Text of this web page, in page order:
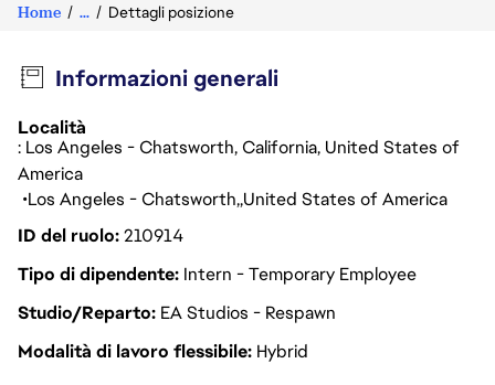
Home ... Dettagli posizione
Informazioni generali
Località
: Los Angeles - Chatsworth, California, United States of
America
Los Angeles - Chatsworth United States of America
ID del ruolo210914
Tipo di dipendente Intern - Temporary Employee
Studio/Reparto EA Studios - Respawn
Modalità di lavoro flessibile Hybrid